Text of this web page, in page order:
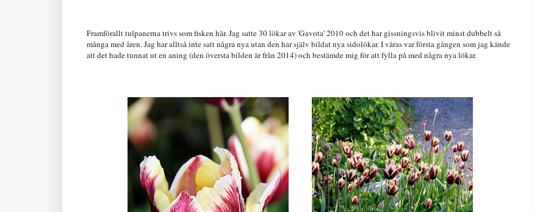
Framförallt tulpanerna trivs som fisken här. Jag satte 30 lökar av 'Gavota' 2010 och det har gissningsvis blivit minst dubbelt så
många med åren. Jag har alltså inte satt några nya utan den har själv bildat nya sidolökar. I våras var första gången som jag kände
att det hade tunnat ut en aning (den översta bilden är från 2014) och bestämde mig för att fylla på med några nya lökar.